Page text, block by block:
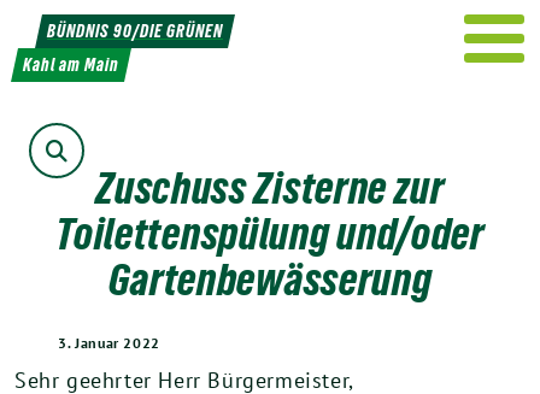
Weiter
zum
Inhalt
BÜNDNIS 90/DIE GRÜNEN
Kahl am Main
Suche
Zuschuss Zisterne zur
Toilettenspülung und/oder
Gartenbewässerung
3. Januar 2022
Sehr geehrter Herr Bürgermeister,